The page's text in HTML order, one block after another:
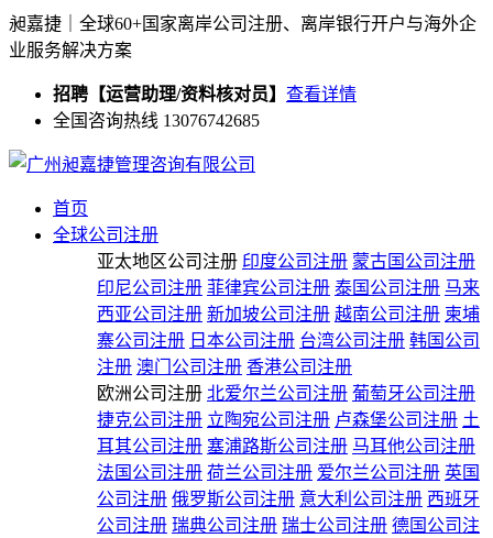
昶嘉捷｜全球60+国家离岸公司注册、离岸银行开户与海外企
业服务解决方案
招聘【运营助理/资料核对员】 查看详情
全国咨询热线 13076742685
首页
全球公司注册
亚太地区公司注册 印度公司注册 蒙古国公司注册
印尼公司注册 菲律宾公司注册 泰国公司注册 马来
西亚公司注册 新加坡公司注册 越南公司注册 柬埔
寨公司注册 日本公司注册 台湾公司注册 韩国公司
注册 澳门公司注册 香港公司注册
欧洲公司注册 北爱尔兰公司注册 葡萄牙公司注册
捷克公司注册 立陶宛公司注册 卢森堡公司注册 土
耳其公司注册 塞浦路斯公司注册 马耳他公司注册
法国公司注册 荷兰公司注册 爱尔兰公司注册 英国
公司注册 俄罗斯公司注册 意大利公司注册 西班牙
公司注册 瑞典公司注册 瑞士公司注册 德国公司注